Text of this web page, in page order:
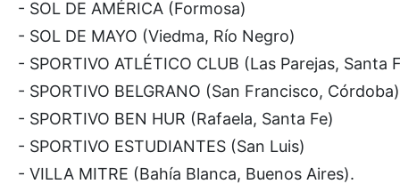
- SOL DE AMÉRICA (Formosa)
- SOL DE MAYO (Viedma, Río Negro)
- SPORTIVO ATLÉTICO CLUB (Las Parejas, Santa
- SPORTIVO BELGRANO (San Francisco, Córdoba)
- SPORTIVO BEN HUR (Rafaela, Santa Fe)
- SPORTIVO ESTUDIANTES (San Luis)
- VILLA MITRE (Bahía Blanca, Buenos Aires).